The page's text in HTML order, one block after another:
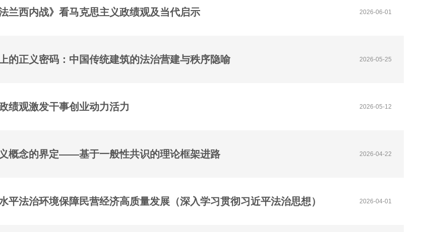
兰西内战》看马克思主义政绩观及当代启示 2026-06-01
的正义密码：中国传统建筑的法治营建与秩序隐喻 2026-05-25
绩观激发干事创业动力活力 2026-05-12
概念的界定——基于一般性共识的理论框架进路 2026-04-22
平法治环境保障民营经济高质量发展（深入学习贯彻习近平法治思想） 2026-04-01